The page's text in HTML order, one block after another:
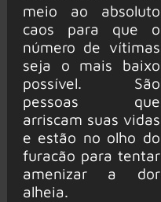
meio ao absoluto
caos para que o
número de vítimas
seja o mais baixo
possível. São
pessoas que
arriscam suas vidas
e estão no olho do
furacão para tentar
amenizar a dor
alheia.